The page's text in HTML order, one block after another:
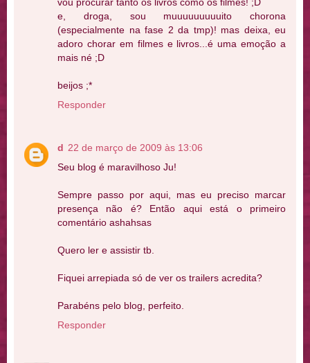
vou procurar tanto os livros como os filmes! ;D
e, droga, sou muuuuuuuuuito chorona
(especialmente na fase 2 da tmp)! mas deixa, eu
adoro chorar em filmes e livros...é uma emoção a
mais né ;D
beijos ;*
Responder
d 22 de março de 2009 às 13:06
Seu blog é maravilhoso Ju!
Sempre passo por aqui, mas eu preciso marcar
presença não é? Então aqui está o primeiro
comentário ashahsas
Quero ler e assistir tb.
Fiquei arrepiada só de ver os trailers acredita?
Parabéns pelo blog, perfeito.
Responder